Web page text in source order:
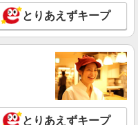
円 ＜日払い有/経験者優遇/
ン代含む)＞
車・バイク可
詳細を見る
とりあえずキープ
とりあえずキープ